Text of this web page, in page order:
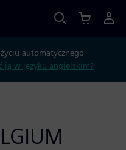
automatycznego
ją w języku angielskim?